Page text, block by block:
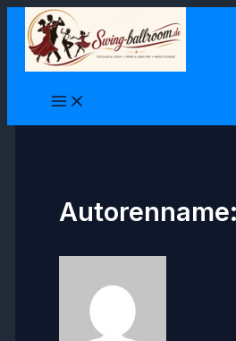
Zum
Inhalt
springen